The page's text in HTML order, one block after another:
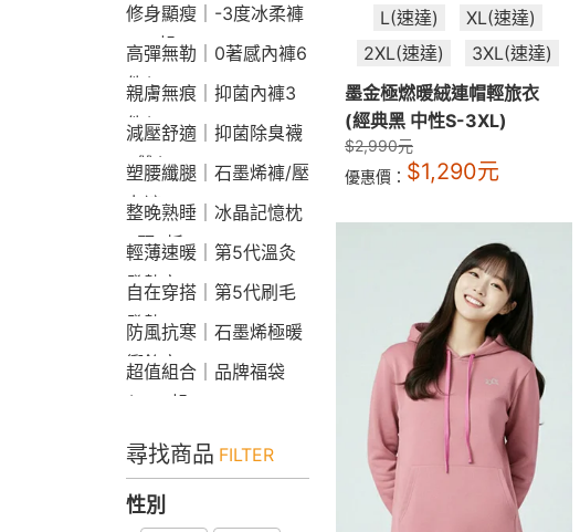
氣褲
修身顯瘦｜-3度冰柔褲
790起
高彈無勒｜0著感內褲6
件$1290
親膚無痕｜抑菌內褲3
件$790
減壓舒適｜抑菌除臭襪
3雙$660
塑腰纖腿｜石墨烯褲/壓
力褲
整晚熟睡｜冰晶記憶枕
2顆9折
輕薄速暖｜第5代溫灸
發熱衣
自在穿搭｜第5代刷毛
發熱Bra T
防風抗寒｜石墨烯極暖
衝鋒衣
超值組合｜品牌福袋
$599起
尋找商品 FILTER
性別
L(速達)
XL(速達)
2XL(速達)
3XL(速達)
墨金極燃暖絨連帽輕旅衣
(經典黑 中性S-3XL)
$2,990元
優惠價： $1,290元